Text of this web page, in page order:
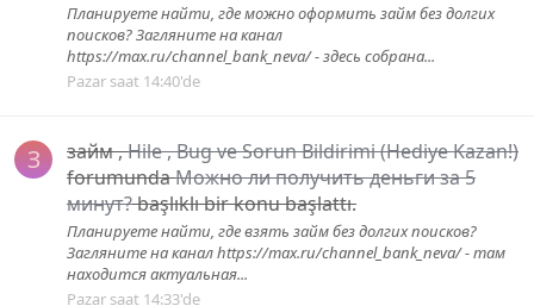
Планируете найти, где можно оформить займ без долгих
поисков? Загляните на канал
https://max.ru/channel_bank_neva/ - здесь собрана...
Pazar saat 14:40'de
З займ,Hile , Bug ve Sorun Bildirimi (Hediye Kazan!)
forumundaМожно ли получить деньги за 5
минут?başlıklı bir konu başlattı.
Планируете найти, где взять займ без долгих поисков?
Загляните на канал https://max.ru/channel_bank_neva/ - там
находится актуальная...
Pazar saat 14:33'de